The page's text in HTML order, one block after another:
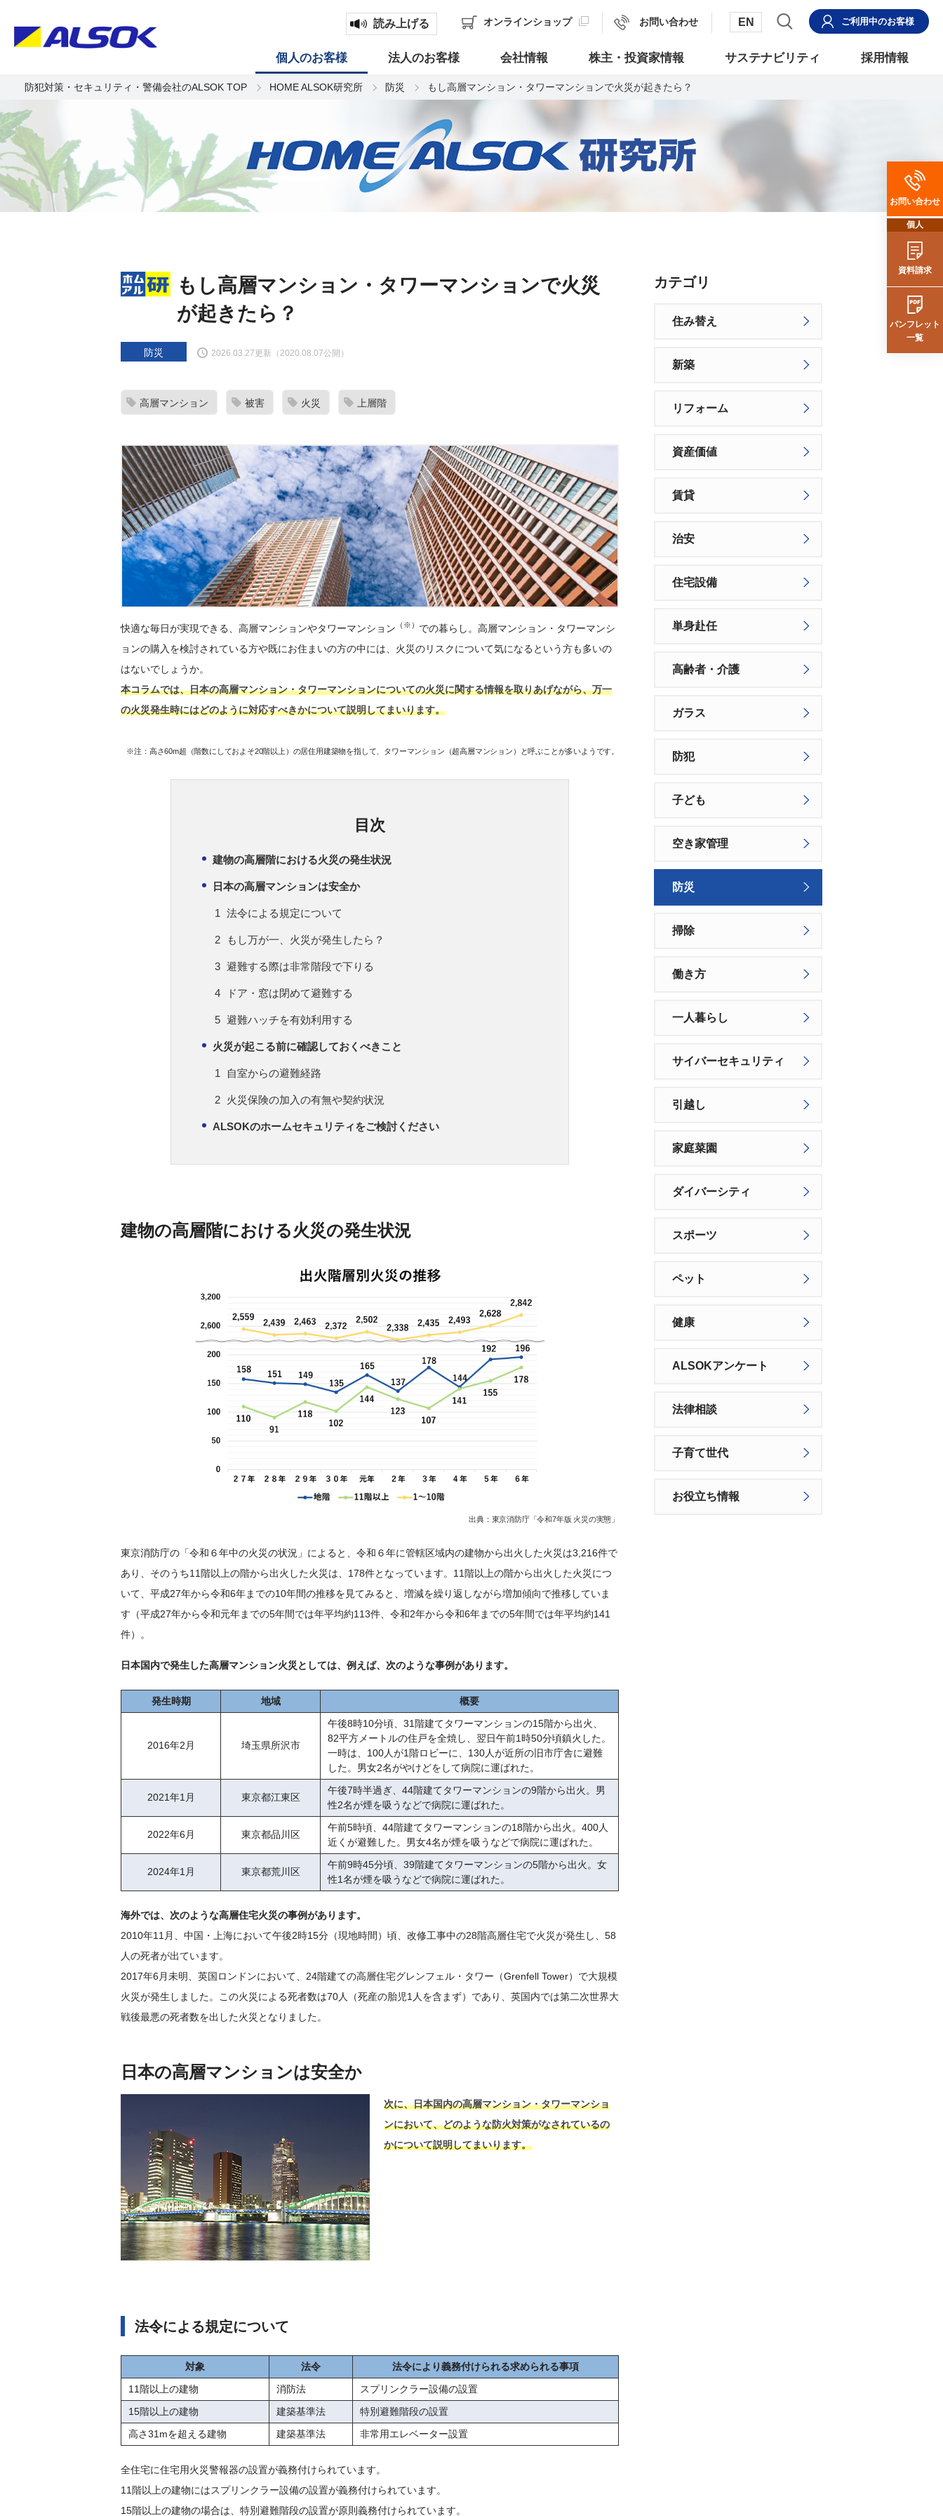
読み上げる オンラインショップ お問い合わせ EN ご利用中のお客様
個人のお客様 法人のお客様 会社情報 株主・投資家情報 サステナビリティ 採用情報
防犯対策・セキュリティ・警備会社のALSOK TOP HOME ALSOK研究所 防災 もし高層マンション・タワーマンションで火災が起きたら？
もし高層マンション・タワーマンションで火災
が起きたら？
防災 2026.03.27更新（2020.08.07公開）
高層マンション 被害 火災 上層階
快適な毎日が実現できる、高層マンションやタワーマンション （※） での暮らし。高層マンション・タワーマンシ
ョンの購入を検討されている方や既にお住まいの方の中には、火災のリスクについて気になるという方も多いの
はないでしょうか。
本コラムでは、日本の高層マンション・タワーマンションについての火災に関する情報を取りあげながら、万一
の火災発生時にはどのように対応すべきかについて説明してまいります。
※注：高さ60m超（階数にしておよそ20階以上）の居住用建築物を指して、タワーマンション（超高層マンション）と呼ぶことが多いようです。
目次
建物の高層階における火災の発生状況
日本の高層マンションは安全か
法令による規定について
もし万が一、火災が発生したら？
避難する際は非常階段で下りる
ドア・窓は閉めて避難する
避難ハッチを有効利用する
火災が起こる前に確認しておくべきこと
自室からの避難経路
火災保険の加入の有無や契約状況
ALSOKのホームセキュリティをご検討ください
建物の高層階における火災の発生状況
出典：東京消防庁「令和7年版 火災の実態」
東京消防庁の「令和６年中の火災の状況」によると、令和６年に管轄区域内の建物から出火した火災は3,216件で
あり、そのうち11階以上の階から出火した火災は、178件となっています。11階以上の階から出火した火災につ
いて、平成27年から令和6年までの10年間の推移を見てみると、増減を繰り返しながら増加傾向で推移していま
す（平成27年から令和元年までの5年間では年平均約113件、令和2年から令和6年までの5年間では年平均約141
件）。
日本国内で発生した高層マンション火災としては、例えば、次のような事例があります。
発生時期 地域 概要
2016年2月 埼玉県所沢市
午後8時10分頃、31階建てタワーマンションの15階から出火、
82平方メートルの住戸を全焼し、翌日午前1時50分頃鎮火した。
一時は、100人が1階ロビーに、130人が近所の旧市庁舎に避難
した。男女2名がやけどをして病院に運ばれた。
2021年1月 東京都江東区
午後7時半過ぎ、44階建てタワーマンションの9階から出火。男
性2名が煙を吸うなどで病院に運ばれた。
2022年6月 東京都品川区
午前5時頃、44階建てタワーマンションの18階から出火。400人
近くが避難した。男女4名が煙を吸うなどで病院に運ばれた。
2024年1月 東京都荒川区
午前9時45分頃、39階建てタワーマンションの5階から出火。女
性1名が煙を吸うなどで病院に運ばれた。
海外では、次のような高層住宅火災の事例があります。
2010年11月、中国・上海において午後2時15分（現地時間）頃、改修工事中の28階高層住宅で火災が発生し、58
人の死者が出ています。
2017年6月未明、英国ロンドンにおいて、24階建ての高層住宅グレンフェル・タワー（Grenfell Tower）で大規模
火災が発生しました。この火災による死者数は70人（死産の胎児1人を含まず）であり、英国内では第二次世界大
戦後最悪の死者数を出した火災となりました。
日本の高層マンションは安全か
次に、日本国内の高層マンション・タワーマンショ
ンにおいて、どのような防火対策がなされているの
かについて説明してまいります。
法令による規定について
対象 法令
法令により義務付けられる求められる事項
11階以上の建物
消防法
スプリンクラー設備の設置
15階以上の建物
建築基準法
特別避難階段の設置
高さ31mを超える建物
建築基準法 非常用エレベーター設置
全住宅に住宅用火災警報器の設置が義務付けられています。
11階以上の建物にはスプリンクラー設備の設置が義務付けられています。
15階以上の建物の場合は、特別避難階段の設置が原則義務付けられています。
カテゴリ
住み替え
新築
リフォーム
資産価値
賃貸
治安
住宅設備
単身赴任
高齢者・介護
ガラス
防犯
子ども
空き家管理
防災
掃除
働き方
一人暮らし
サイバーセキュリティ
引越し
家庭菜園
ダイバーシティ
スポーツ
ペット
健康
ALSOKアンケート
法律相談
子育て世代
お役立ち情報
お問い合わせ
個人
資料請求
パンフレット
一覧